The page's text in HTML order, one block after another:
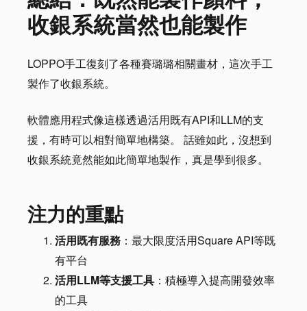
收銀系統當然也能製作
LOPPO手工復刻了各種賽璐璐相關畫材，這次手工
製作了收銀系統。
軟體應用程式像這樣透過活用既有API和LLM的支
援，有時可以相對簡單地構築。 話雖如此，沒想到
收銀系統竟然能如此簡單地製作，真是學到很多。
注力的重點
活用既有服務 ：最大限度活用Square API等既
有平台
活用LLM等支援工具 ：積極導入提高開發效率
的工具